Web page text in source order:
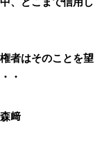
者はそのことを望
・
﨑